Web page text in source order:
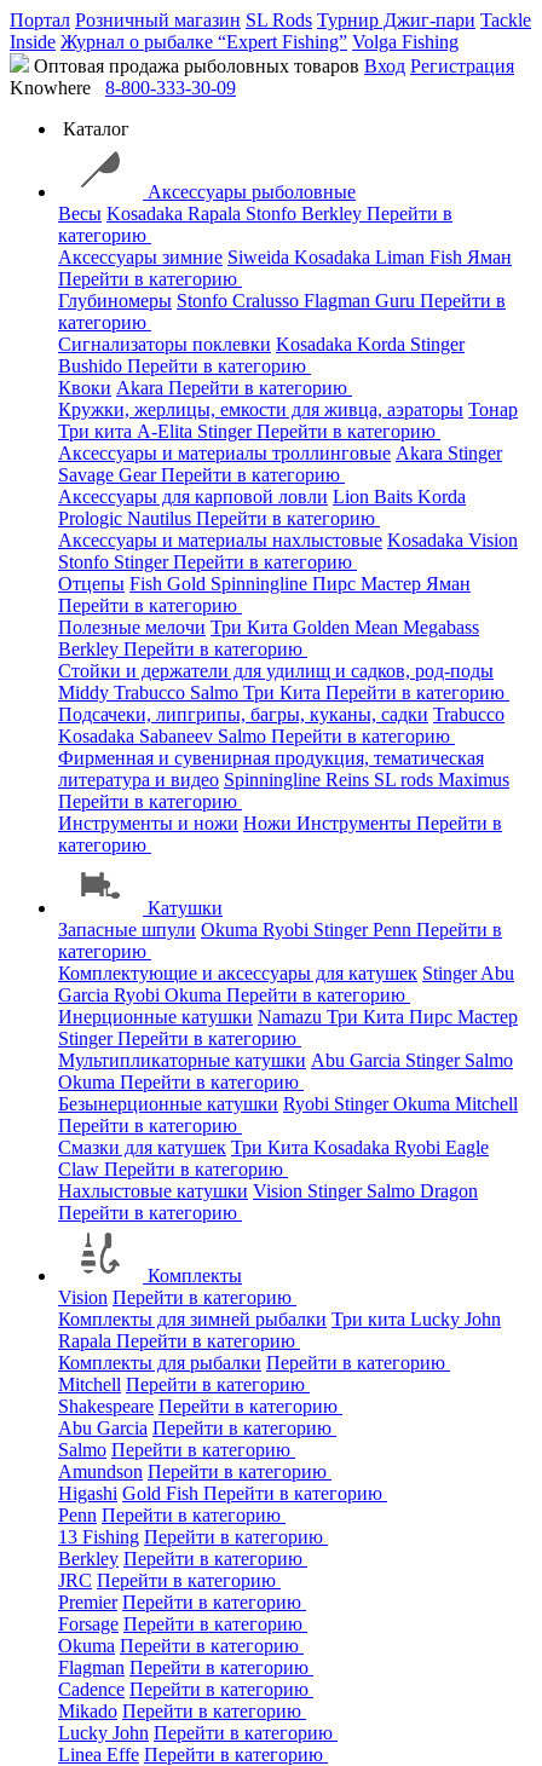
Портал Розничный магазин SL Rods Турнир Джиг-пари Tackle
Inside Журнал о рыбалке “Expert Fishing” Volga Fishing
Оптовая продажа рыболовных товаров Вход Регистрация
Knowhere
8-800-333-30-09
Каталог
Аксессуары рыболовные
Весы Kosadaka Rapala Stonfo Berkley Перейти в
категорию
Аксессуары зимние Siweida Kosadaka Liman Fish Яман
Перейти в категорию
Глубиномеры Stonfo Cralusso Flagman Guru Перейти в
категорию
Сигнализаторы поклевки Kosadaka Korda Stinger
Bushido Перейти в категорию
Квоки Akara Перейти в категорию
Кружки, жерлицы, емкости для живца, аэраторы Тонар
Три кита A-Elita StingerПерейти в категорию
Аксессуары и материалы троллинговые Akara Stinger
Savage GearПерейти в категорию
Аксессуары для карповой ловли Lion Baits Korda
Prologic Nautilus Перейти в категорию
Аксессуары и материалы нахлыстовые Kosadaka Vision
Stonfo StingerПерейти в категорию
Отцепы Fish Gold Spinningline Пирс Мастер Яман
Перейти в категорию
Полезные мелочи Три Кита Golden Mean Megabass
Berkley Перейти в категорию
Стойки и держатели для удилищ и садков, род-поды
Middy Trabucco Salmo Три Кита Перейти в категорию
Подсачеки, липгрипы, багры, куканы, садки Trabucco
Kosadaka Sabaneev Salmo Перейти в категорию
Фирменная и сувенирная продукция, тематическая
литература и видео Spinningline Reins SL rods Maximus
Перейти в категорию
Инструменты и ножи Ножи Инструменты Перейти в
категорию
Катушки
Запасные шпули Okuma Ryobi StingerPenn Перейти в
категорию
Комплектующие и аксессуары для катушек StingerAbu
Garcia Ryobi Okuma Перейти в категорию
Инерционные катушки Namazu Три Кита Пирс Мастер
StingerПерейти в категорию
Мультипликаторные катушки Abu Garcia Stinger Salmo
Okuma Перейти в категорию
Безынерционные катушки Ryobi StingerOkuma Mitchell
Перейти в категорию
Смазки для катушек Три Кита Kosadaka Ryobi Eagle
Claw Перейти в категорию
Нахлыстовые катушки Vision Stinger Salmo Dragon
Перейти в категорию
Комплекты
Vision Перейти в категорию
Комплекты для зимней рыбалки Три кита Lucky John
Rapala Перейти в категорию
Комплекты для рыбалки Перейти в категорию
Mitchell Перейти в категорию
Shakespeare Перейти в категорию
Abu Garcia Перейти в категорию
Salmo Перейти в категорию
Amundson Перейти в категорию
Higashi Gold Fish Перейти в категорию
Penn Перейти в категорию
13 Fishing Перейти в категорию
Berkley Перейти в категорию
JRC Перейти в категорию
Premier Перейти в категорию
Forsage Перейти в категорию
Okuma Перейти в категорию
Flagman Перейти в категорию
Cadence Перейти в категорию
Mikado Перейти в категорию
Lucky John Перейти в категорию
Linea Effe Перейти в категорию